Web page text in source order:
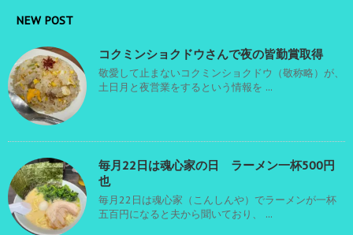
NEW POST
コクミンショクドウさんで夜の皆勤賞取得
敬愛して止まないコクミンショクドウ（敬称略）が、
土日月と夜営業をするという情報を ...
毎月22日は魂心家の日 ラーメン一杯500円
也
毎月22日は魂心家（こんしんや）でラーメンが一杯
五百円になると夫から聞いており、 ...